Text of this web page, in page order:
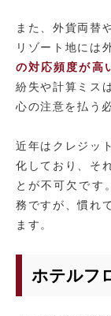
また、外貨両替
リゾート地には
の対応頻度が高
紛失や計算ミス
心の注意を払う
近年はクレジッ
化しており、そ
とが不可欠です
務ですが、慣れ
ます。
ホテルフ